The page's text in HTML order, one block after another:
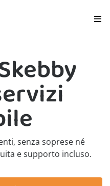
senza soprese né
e supporto incluso.